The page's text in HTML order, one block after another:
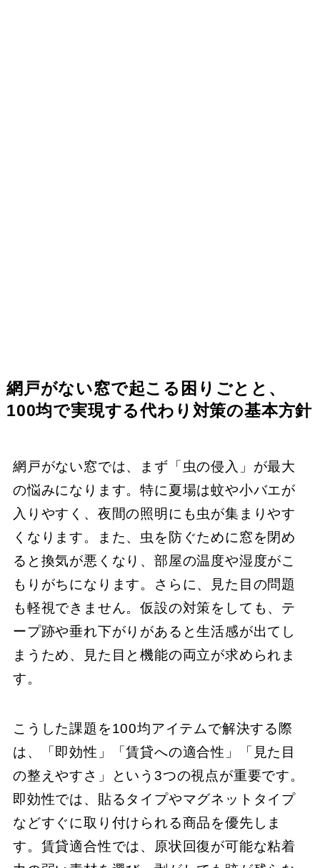
網戸がない窓で起こる困りごとと、
100均で実現する代わり対策の基本方針
網戸がない窓では、まず「虫の侵入」が最大
の悩みになります。特に夏場は蚊や小バエが
入りやすく、夜間の照明にも虫が集まりやす
くなります。また、虫を防ぐために窓を閉め
ると換気が悪くなり、部屋の温度や湿度がこ
もりがちになります。さらに、見た目の問題
も軽視できません。仮設の対策をしても、テ
ープ跡や垂れ下がりがあると生活感が出てし
まうため、見た目と機能の両立が求められま
す。
こうした課題を100均アイテムで解決する際
は、「即効性」「賃貸への適合性」「見た目
の整えやすさ」という3つの視点が重要です。
即効性では、貼るタイプやマグネットタイプ
などすぐに取り付けられる商品を優先しま
す。賃貸適合性では、原状回復が可能な粘着